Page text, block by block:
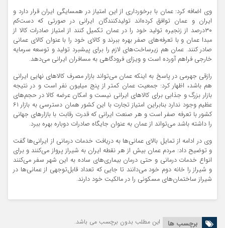
وی اضافه کرد: عمان با برخورداری از این امتیاز در همسایگی ایران قرار دارد و
ایران و عمان توافق کرده‌اند تولیدکنندگان ایرانی در صورتی که دست‌کم
۳۰درصد از زنجیره تولید خود را در عمان تکمیل کنند از امتیاز صادرات کالا از
مبدا عمان و با تعرفه‌های صفر بهره ببرند و کالای خود را با عنوان کالای عمانی
صادر کنند. عمان هم زیرساخت‌های لازم را برای پیشبرد تولید و توسعه سرمایه
خارجی فراهم آورده است و ویزای فرودگاهی به مسافران ایرانی می‌دهد.
رازقی جهرمی در پاسخ به اینکه عمان می‌تواند بازار مصرف کالاهای نهایی ایرانی
هم باشد، اظهار کرد: جمعیت عمان کمتر از پنج میلیون نفر است و در نتیجه
بازار بزرگ و جذابی برای کالاهای ایرانی نیست و امکان عرضه کالا در حجم‌های
عظیم وجود ندارد بنابراین امتیاز تجارت با این کشور همان دسترسی به بازار ۶۱
کشور با تعرفه صفر است و هر صنعت ایرانی که قدرت رقابت با بازارهای جهانی
را داشته باشد می‌تواند از عمان به عنوان جایگاه صادرات دوباره بهره ببرد.
وی در ادامه از تمایل بالای عمانی‌ها به دریافت خدمات درمانی از ایرانی‌ها گفت
و توضیح داد: مردم عمان بیش از هر نقطه ایران به شیراز پرواز می‌کنند و برای
انواع خدمات درمانی و حتی درمان بیماری‌های ساده به این شهر سفر می‌کنند
و شیراز را خانه دوم خود می‌دانند تا جایی که تعداد قابل‌توجهی از عمانی‌ها در
شیراز ساختمان‌های مسکونی را در مالکیت خود دارند.
برچسب ها این مطلب بدون برچسب می باشد.